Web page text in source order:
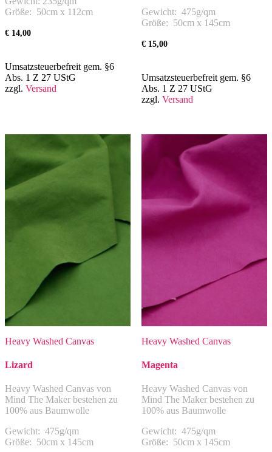
Größe: 50cm x 112cm
€ 14,00
Umsatzsteuerbefreit gem. §6
Abs. 1 Z 27 UStG
zzgl. Versand
Gewicht: 475g/qm
Größe: 50cm x 145cm
€15,00
Umsatzsteuerbefreit gem. §6
Abs. 1 Z 27 UStG
zzgl. Versand
Heavy Washed Canvas
Lizard
Heavy Washed Canvas von
Mind The Maker bestehen zu
100% aus Baumwolle
Gewicht: 475g/qm
Größe: 50cm x 145cm
Heavy Washed Canvas
Magenta
Heavy Washed Canvas von
Mind The Maker bestehen zu
100% aus Baumwolle
Gewicht: 475g/qm
Größe: 50cm x 145cm